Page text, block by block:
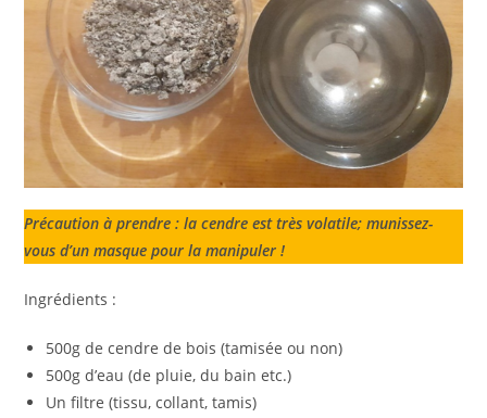
Précaution à prendre : la cendre est très volatile; munissez-
vous d’un masque pour la manipuler !
Ingrédients :
500g de cendre de bois (tamisée ou non)
500g d’eau (de pluie, du bain etc.)
Un filtre (tissu, collant, tamis)